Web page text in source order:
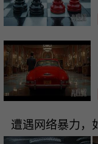
遭遇网络暴力，